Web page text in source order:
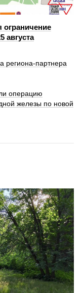
ограничение
августа
региона-партнера
операцию
железы по новой